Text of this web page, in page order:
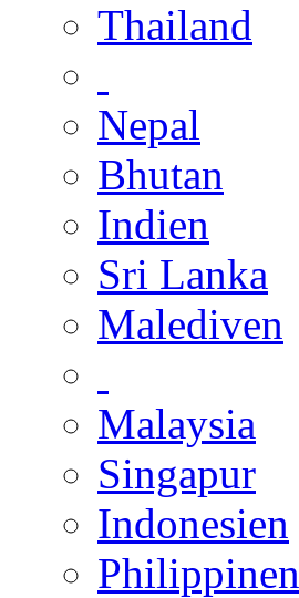
Thailand
Nepal
Bhutan
Indien
Sri Lanka
Malediven
Malaysia
Singapur
Indonesien
Philippinen